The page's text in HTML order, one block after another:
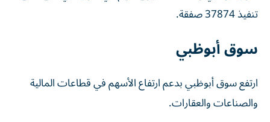
تنفيذ 37874 صفقة.
سوق أبوظبي
ارتفع سوق أبوظبي بدعم ارتفاع الأسهم في قطاعات المالية
والصناعات والعقارات.